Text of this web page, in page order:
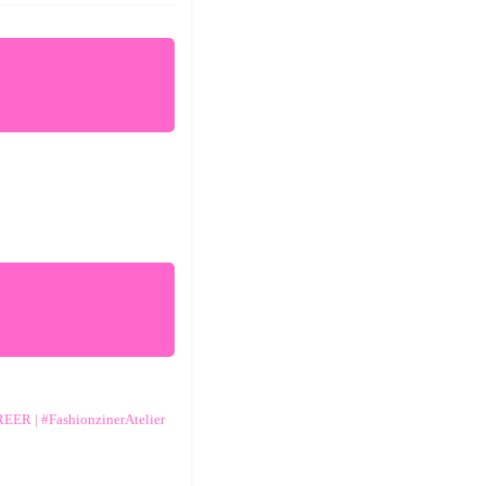
| #FashionzinerAtelier